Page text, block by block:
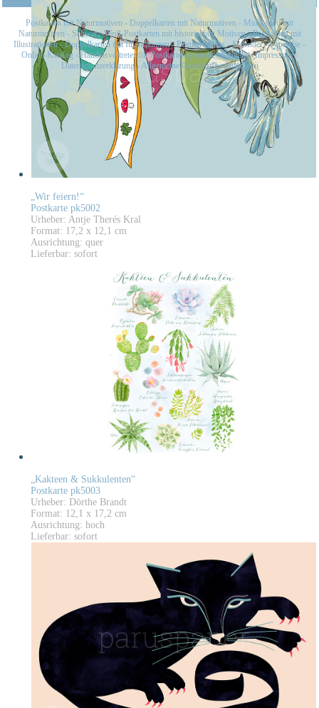
„Wir feiern!“
Postkarte pk5002
Urheber: Antje Therés Kral
Format: 17,2 x 12,1 cm
Ausrichtung: quer
Lieferbar: sofort
„Kakteen & Sukkulenten“
Postkarte pk5003
Urheber: Dörthe Brandt
Format: 12,1 x 17,2 cm
Ausrichtung: hoch
Lieferbar: sofort
Postkarten mit Naturmotiven - Doppelkarten mit Naturmotiven - Midikarten mit
Naturmotiven - Schwarz-Weiß-Postkarten mit historischen Motiven-Postkarten mit
Illustrationen-Doppelkarten mit Illustrationen-Postkartensets-Kalender-Papeterie -
Online-Katalog -Handelsvertreter für Postkarten gesucht-Kontakt-Impressum-
Datenschutzerklärung- Allgemeine Geschäftsbedingungen